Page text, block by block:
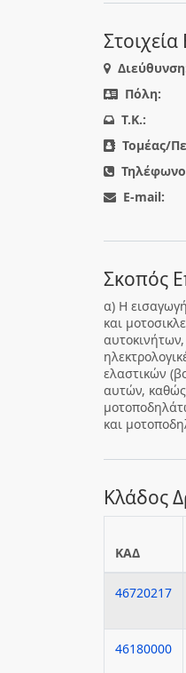
Στοιχεία
Πόλη:
T.K.:
Τομέας/
E-mail:
Σκοπός
α) Η
και
ελαστικών
αυτών, καθώς
και
Κλάδος
ΚΑΔ
46720217
46180000